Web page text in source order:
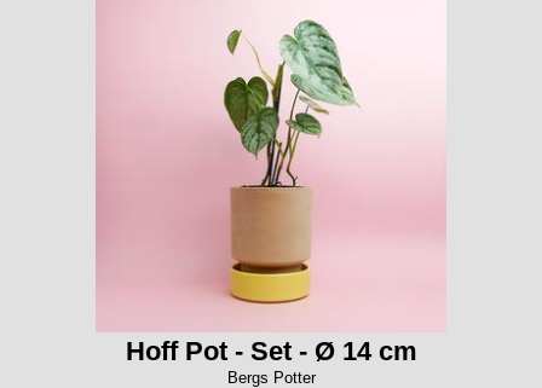
Hoff Pot - Set - Ø 14 cm
Bergs Potter